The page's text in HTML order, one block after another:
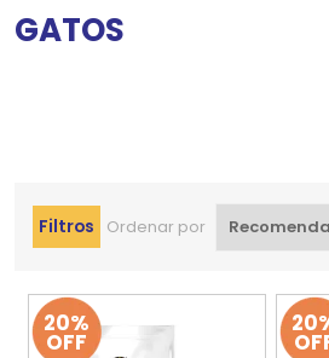
GATOS
Filtros Ordenar por
20%
OFF